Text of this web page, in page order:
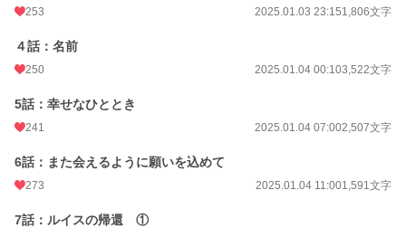
初回完結日時
月間ポイント
累計ポイント
253 2025.01.03 23:151,806文字
４話：名前
250 2025.01.04 00:103,522文字
5話：幸せなひととき
241 2025.01.04 07:002,507文字
6話：また会えるように願いを込めて
273 2025.01.04 11:001,591文字
7話：ルイスの帰還 ①